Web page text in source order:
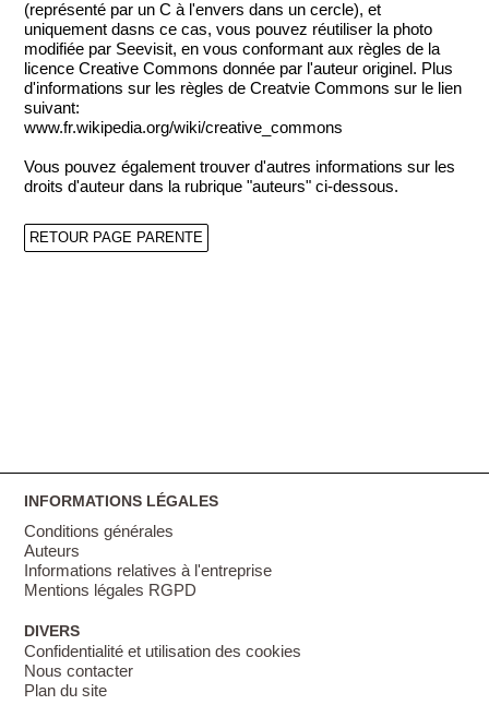
(représenté par un C à l'envers dans un cercle), et
uniquement dasns ce cas, vous pouvez réutiliser la photo
modifiée par Seevisit, en vous conformant aux règles de la
licence Creative Commons donnée par l'auteur originel. Plus
d'informations sur les règles de Creatvie Commons sur le lien
suivant:
www.fr.wikipedia.org/wiki/creative_commons
Vous pouvez également trouver d'autres informations sur les
droits d'auteur dans la rubrique "auteurs" ci-dessous.
RETOUR PAGE PARENTE
INFORMATIONS LÉGALES
Conditions générales
Auteurs
Informations relatives à l'entreprise
Mentions légales RGPD
DIVERS
Confidentialité et utilisation des cookies
Nous contacter
Plan du site